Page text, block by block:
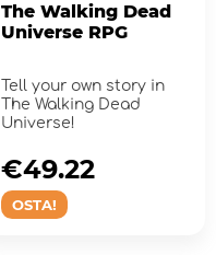
The Walking Dead
Universe RPG
Tell your own story in
The Walking Dead
Universe!
OSTA!
€49.22